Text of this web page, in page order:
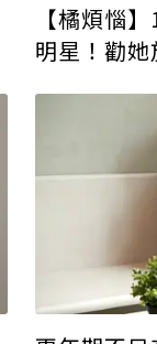
【橘煩惱
明星！勸